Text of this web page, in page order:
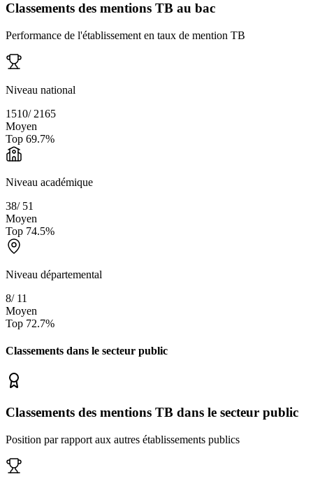
Classements des mentions TB au bac
Performance de l'établissement en taux de mention TB
Niveau national
1510/ 2165
Moyen
Top 69.7%
Niveau académique
38/ 51
Moyen
Top 74.5%
Niveau départemental
8/ 11
Moyen
Top 72.7%
Classements dans le secteur public
Classements des mentions TB dans le secteur public
Position par rapport aux autres établissements publics